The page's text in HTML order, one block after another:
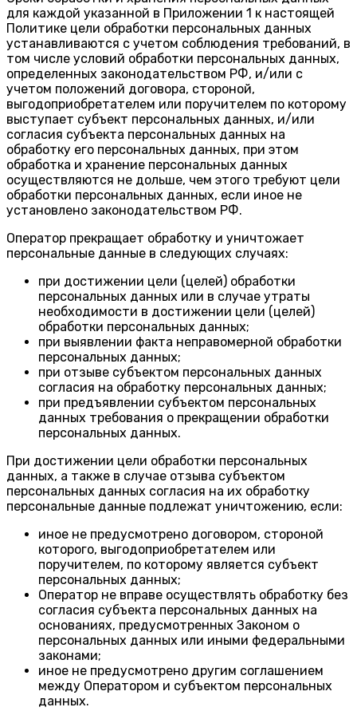
для каждой указанной в Приложении 1 к настоящей
Политике цели обработки персональных данных
устанавливаются с учетом соблюдения требований, в
том числе условий обработки персональных данных,
определенных законодательством РФ, и/или с
учетом положений договора, стороной,
выгодоприобретателем или поручителем по которому
выступает субъект персональных данных, и/или
согласия субъекта персональных данных на
обработку его персональных данных, при этом
обработка и хранение персональных данных
осуществляются не дольше, чем этого требуют цели
обработки персональных данных, если иное не
установлено законодательством РФ.
Оператор прекращает обработку и уничтожает
персональные данные в следующих случаях:
при достижении цели (целей) обработки
персональных данных или в случае утраты
необходимости в достижении цели (целей)
обработки персональных данных;
при выявлении факта неправомерной обработки
персональных данных;
при отзыве субъектом персональных данных
согласия на обработку персональных данных;
при предъявлении субъектом персональных
данных требования о прекращении обработки
персональных данных.
При достижении цели обработки персональных
данных, а также в случае отзыва субъектом
персональных данных согласия на их обработку
персональные данные подлежат уничтожению, если:
иное не предусмотрено договором, стороной
которого, выгодоприобретателем или
поручителем, по которому является субъект
персональных данных;
Оператор не вправе осуществлять обработку без
согласия субъекта персональных данных на
основаниях, предусмотренных Законом о
персональных данных или иными федеральными
законами;
иное не предусмотрено другим соглашением
между Оператором и субъектом персональных
данных.